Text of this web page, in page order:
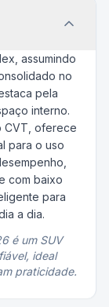
assumindo
no
pela
interno.
CVT, oferece
para o uso
com baixo
para
a dia.
é um SUV
ideal
praticidade.